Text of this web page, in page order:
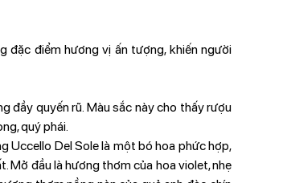
đặc điểm hương vị ấn tượng, khiến người
đầy quyến rũ. Màu sắc này cho thấy rượu
quý phái.
Uccello Del Sole là một bó hoa phức hợp,
Mở đầu là hương thơm của hoa violet, nhẹ